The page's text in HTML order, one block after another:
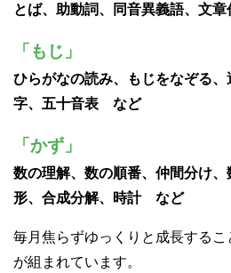
とば、助動詞、同音異義語、文
「もじ」
ひらがなの読み、もじをなぞる
字、五十音表 など
「かず」
数の理解、数の順番、仲間分け、
形、合成分解、時計 など
毎月焦らずゆっくりと成長する
が組まれています。